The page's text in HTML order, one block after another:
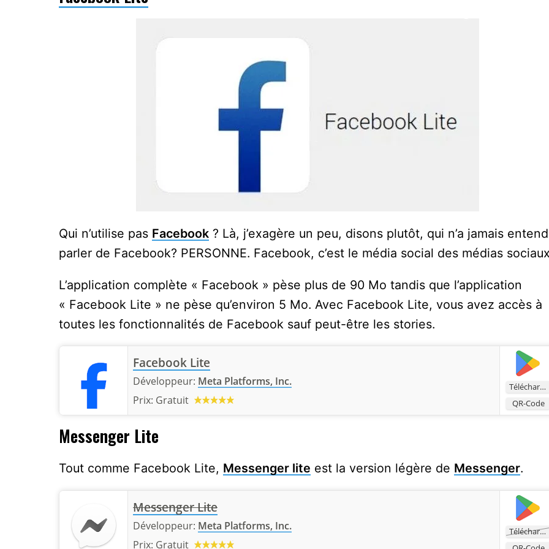
Qui n’utilise pas Facebook ? Là, j’exagère un peu, disons plutôt, qui n’a jamais
parler de Facebook? PERSONNE. Facebook, c’est le média social des médias
L’application complète « Facebook » pèse plus de 90 Mo tandis que l’application
« Facebook Lite » ne pèse qu’environ 5 Mo. Avec Facebook Lite, vous avez accès à
toutes les fonctionnalités de Facebook sauf peut-être les stories.
Télécharger
QR-Code
Facebook Lite
Développeur: Meta Platforms, Inc.
Prix: Gratuit
Messenger Lite
Tout comme Facebook Lite, Messenger lite est la version légère de Messenger.
Télécharger
Messenger Lite
Développeur: Meta Platforms, Inc.
Prix: Gratuit